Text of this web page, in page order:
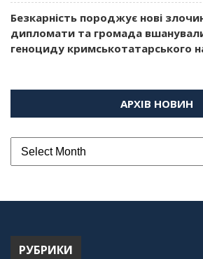
Безкарність породжує нові
дипломати та громада
геноциду кримськотатарського
АРХІВ НОВИН
РУБРИКИ